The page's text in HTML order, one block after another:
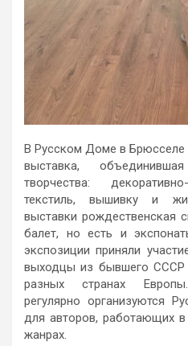
В Русском Доме в Брюсселе
выставка,
творчества:
текстиль, вышивку и
выставки рождественская
балет, но есть и
экспозиции приняли
выходцы из бывшего СССР
разных странах
регулярно организуются
для авторов, работающих
жанрах.